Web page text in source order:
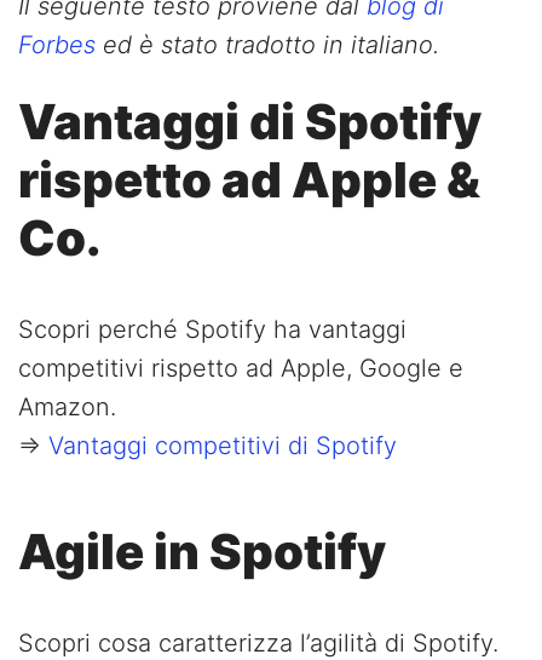
Il seguente testo proviene dal blog di
Forbes ed è stato tradotto in italiano.
Vantaggi di Spotify
rispetto ad Apple &
Co.
Scopri perché Spotify ha vantaggi
competitivi rispetto ad Apple, Google e
Amazon.
=> Vantaggi competitivi di Spotify
Agile in Spotify
Scopri cosa caratterizza l’agilità di Spotify.